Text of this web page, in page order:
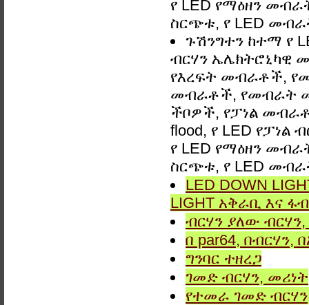
የ LED የማዕዘን
ስርጭቱ, የ LED
ጉሽንግተን ከተማ የ
ብርሃን ኤሌክትሮኒካዊ
የእረፍት መብራቶች,
መብራቶች, የመብራት
ችቦዎች, የፓነል
flood, የ LED የፓነል
የ LED የማዕዘን
ስርጭቱ, የ LED
LED DOWN
LIGHT አቅራቢ እና
ብርሃን ያለው ብርሃን,
በ par64, በብርሃን,
ግንባር ​​ተዘረጋ
ገመድ ብርሃን, መሪነት
የተመራ ገመድ